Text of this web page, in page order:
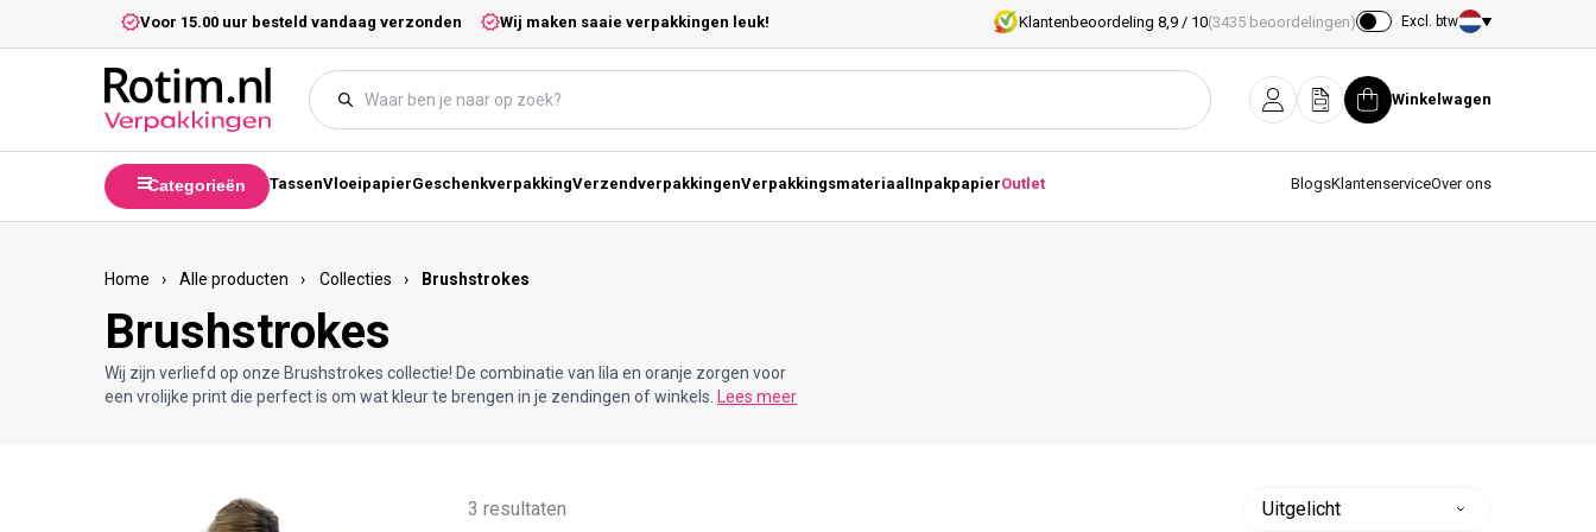
Meteen naar de contentVoor 15.00 uur besteld vandaag verzonden Wij maken saaie verpakkingen leuk! Klantenbeoordeling 8,9 / 10(3435 beoordelingen) Excl. btw
Land/regio
InloggenOfferteWinkelwagen
Winkelwagen
Categorieën TassenVloeipapierGeschenkverpakkingVerzendverpakkingenVerpakkingsmateriaal InpakpapierOutlet BlogsKlantenserviceOver ons
Home › Alle producten › Collecties › Brushstrokes
Brushstrokes
Wij zijn verliefd op onze Brushstrokes collectie! De combinatie van lila en oranje zorgen voor
een vrolijke print die perfect is om wat kleur te brengen in je zendingen of winkels.
Lees meer
3 resultaten